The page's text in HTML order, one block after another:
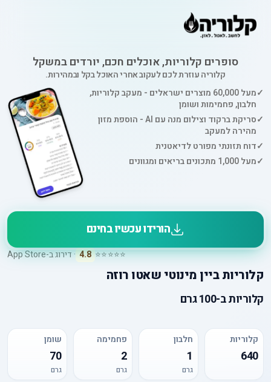
סופרים קלוריות, אוכלים חכם, יורדים במשקל
קלוריה עוזרת לכם לעקוב אחרי האוכל בקל ובמהירות.
✓
מעל 60,000 מוצרים ישראלים - מעקב קלוריות,
חלבון, פחמימות ושומן
✓
סריקת ברקוד וצילום מנה עם AI - הוספת מזון
מהירה למעקב
✓דוח תזונתי מפורט לדיאטנית
✓מעל 1,000 מתכונים בריאים ומגוונים
הורידו עכשיו בחינם
⭐⭐⭐⭐⭐
4.8 · דירוג ב-App Store
קלוריותביין מינוטי שאטו רוזה
קלוריותב-100 גרם
קלוריות
640
חלבון
1
גרם
פחמימה
2
גרם
שומן
70
גרם